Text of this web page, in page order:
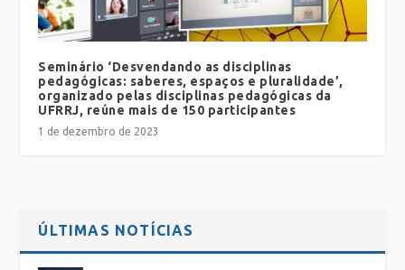
Seminário ‘Desvendando as disciplinas
pedagógicas: saberes, espaços e pluralidade’,
organizado pelas disciplinas pedagógicas da
UFRRJ, reúne mais de 150 participantes
1 de dezembro de 2023
ÚLTIMAS NOTÍCIAS